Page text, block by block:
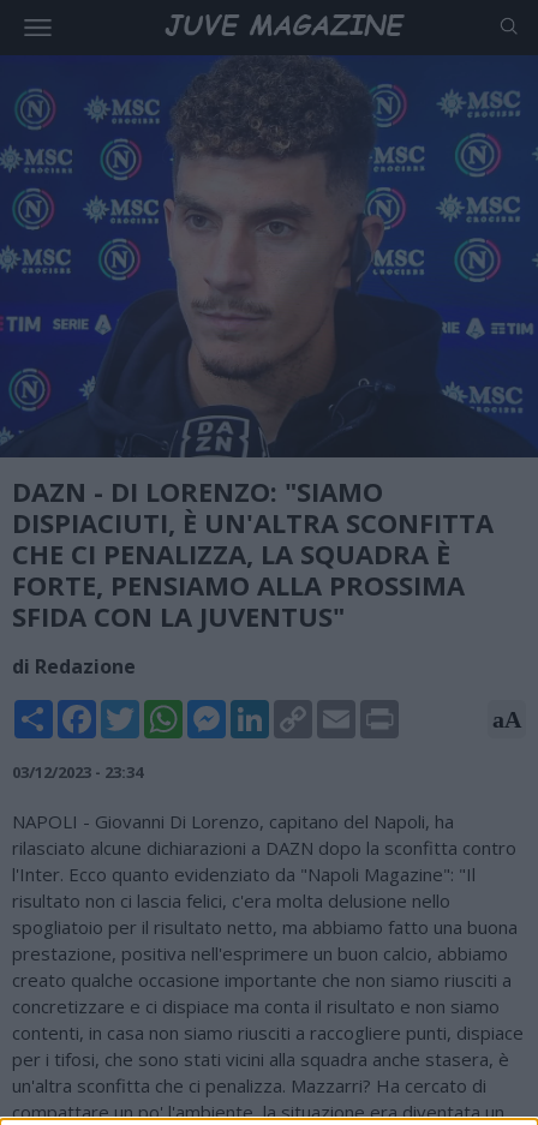
DAZN - DI LORENZO: "SIAMO
DISPIACIUTI, È UN'ALTRA SCONFITTA
CHE CI PENALIZZA, LA SQUADRA È
FORTE, PENSIAMO ALLA PROSSIMA
SFIDA CON LA JUVENTUS"
di Redazione
Share FacebookTwitterWhatsAppMessengerLinkedInCopy
Link
Email aA
03/12/2023 - 23:34
NAPOLI - Giovanni Di Lorenzo, capitano del Napoli, ha
rilasciato alcune dichiarazioni a DAZN dopo la sconfitta contro
l'Inter. Ecco quanto evidenziato da "Napoli Magazine": "Il
risultato non ci lascia felici, c'era molta delusione nello
spogliatoio per il risultato netto, ma abbiamo fatto una buona
prestazione, positiva nell'esprimere un buon calcio, abbiamo
creato qualche occasione importante che non siamo riusciti a
concretizzare e ci dispiace ma conta il risultato e non siamo
contenti, in casa non siamo riusciti a raccogliere punti, dispiace
per i tifosi, che sono stati vicini alla squadra anche stasera, è
un'altra sconfitta che ci penalizza. Mazzarri? Ha cercato di
compattare un po' l'ambiente, la situazione era diventata un